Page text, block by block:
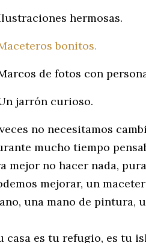
hermosas.
bonitos.
de fotos con
jarrón curioso.
no necesitamos
mucho tiempo
mejor no hacer nada,
mejorar, un
una mano de pintura,
casa es tu refugio, es tu